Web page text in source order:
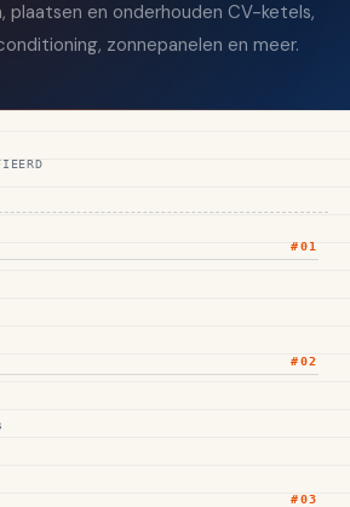
plaatsen en onderhouden CV-ketels,
zonnepanelen en meer.
#01
#02
#03